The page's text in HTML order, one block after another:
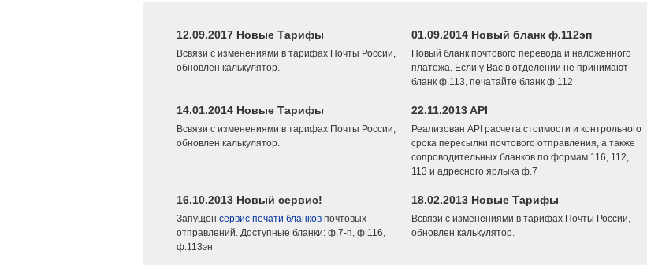
12.09.2017 Новые Тарифы
Всвязи с изменениями в тарифах Почты России,
обновлен калькулятор.
01.09.2014 Новый бланк ф.112эп
Новый бланк почтового перевода и наложенного
платежа. Если у Вас в отделении не принимают
бланк ф.113, печатайте бланк ф.112
14.01.2014 Новые Тарифы
Всвязи с изменениями в тарифах Почты России,
обновлен калькулятор.
22.11.2013 API
Реализован API расчета стоимости и контрольного
срока пересылки почтового отправления, а также
сопроводительных бланков по формам 116, 112,
113 и адресного ярлыка ф.7
16.10.2013 Новый сервис!
Запущен сервис печати бланков почтовых
отправлений. Доступные бланки: ф.7-п, ф.116,
ф.113эн
18.02.2013 Новые Тарифы
Всвязи с изменениями в тарифах Почты России,
обновлен калькулятор.